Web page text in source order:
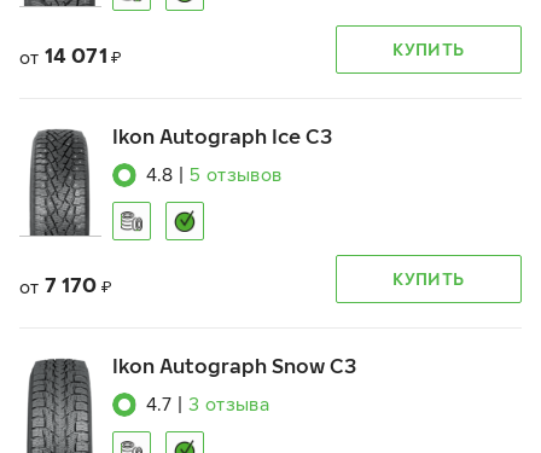
от 14 071 ₽ КУПИТЬ
Ikon Autograph Ice C3
4.8 5 отзывов
от 7 170 ₽ КУПИТЬ
Ikon Autograph Snow C3
4.7 3 отзыва